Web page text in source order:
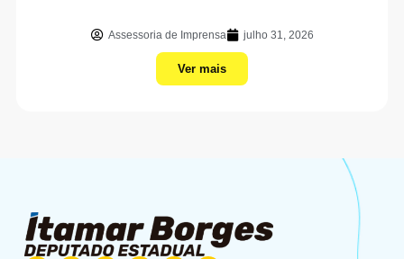
Assessoria de Imprensa julho 31, 2026
Ver mais